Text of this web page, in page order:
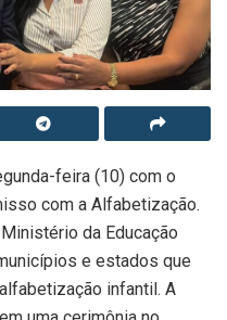
feira (10) com o
com a Alfabetização.
da Educação
e estados que
infantil. A